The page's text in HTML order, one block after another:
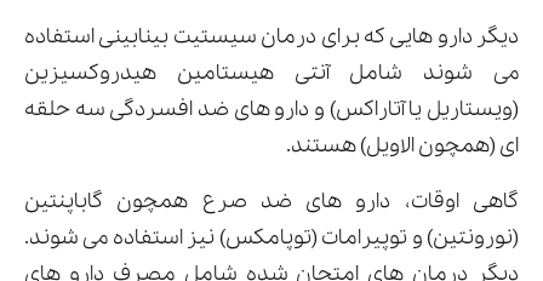
دیگر دارو هایی که برای درمان سیستیت بینابینی استفاده
می شوند شامل آنتی هیستامین هیدروکسیزین
(ویستاریل یا آتاراکس) و دارو های ضد افسردگی سه حلقه
ای (همچون الاویل) هستند.
گاهی اوقات، دارو های ضد صرع همچون گاباپنتین
(نورونتین) و توپیرامات (توپامکس) نیز استفاده می شوند.
دیگر درمان های امتحان شده شامل مصرف دارو های